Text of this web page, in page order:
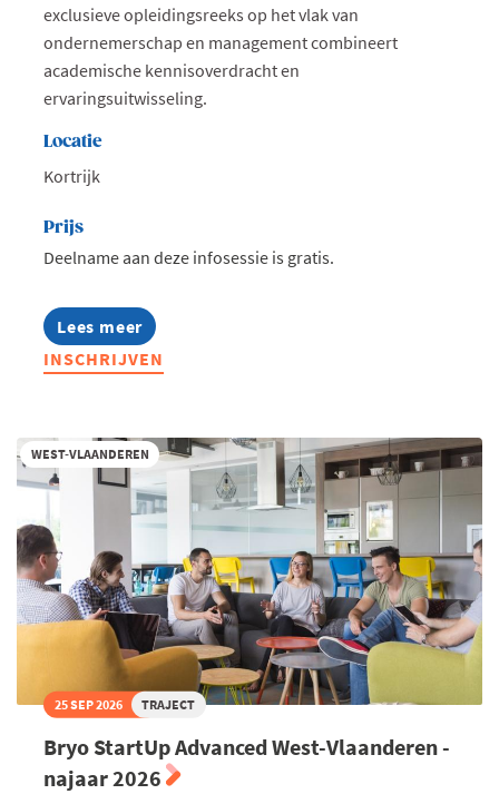
exclusieve opleidingsreeks op het vlak van
ondernemerschap en management combineert
academische kennisoverdracht en
ervaringsuitwisseling.
Locatie
Kortrijk
Prijs
Deelname aan deze infosessie is gratis.
Lees meer
about
Infosessie:
MBA
INSCHRIJVEN
WEST-VLAANDEREN
25 SEP 2026 TRAJECT
Bryo StartUp Advanced West-Vlaanderen -
najaar 2026